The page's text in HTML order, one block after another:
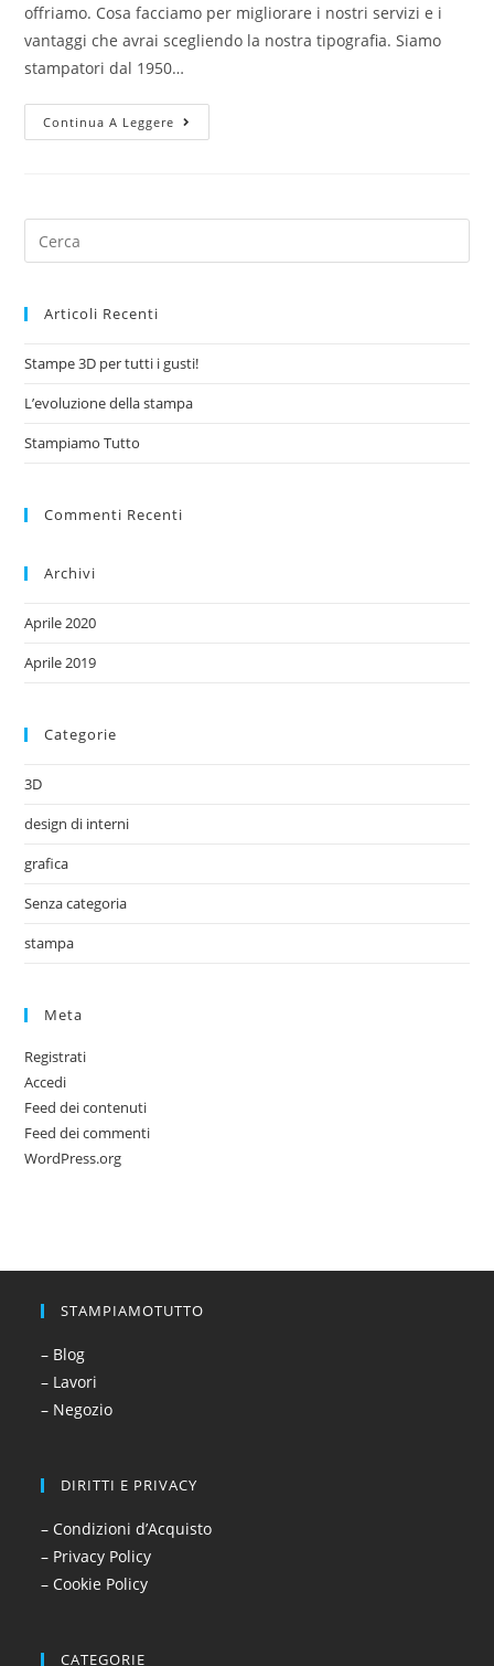
offriamo. Cosa facciamo per migliorare i nostri servizi e i
vantaggi che avrai scegliendo la nostra tipografia. Siamo
stampatori dal 1950…
Continua A Leggere
Articoli Recenti
Stampe 3D per tutti i gusti!
L’evoluzione della stampa
Stampiamo Tutto
Commenti Recenti
Archivi
Aprile 2020
Aprile 2019
Categorie
3D
design di interni
grafica
Senza categoria
stampa
Meta
Registrati
Accedi
Feed dei contenuti
Feed dei commenti
WordPress.org
STAMPIAMOTUTTO
– Blog
– Lavori
– Negozio
DIRITTI E PRIVACY
– Condizioni d’Acquisto
– Privacy Policy
– Cookie Policy
CATEGORIE